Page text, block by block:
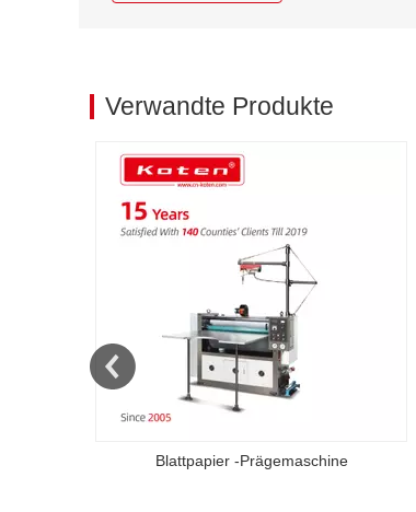
Verwandte Produkte
Blattpapier -Prägemaschine